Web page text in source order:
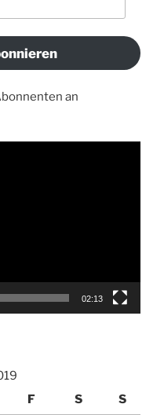
an
02:13
F S S